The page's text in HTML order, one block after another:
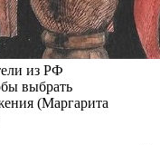
из РФ
выбрать
(Маргарита